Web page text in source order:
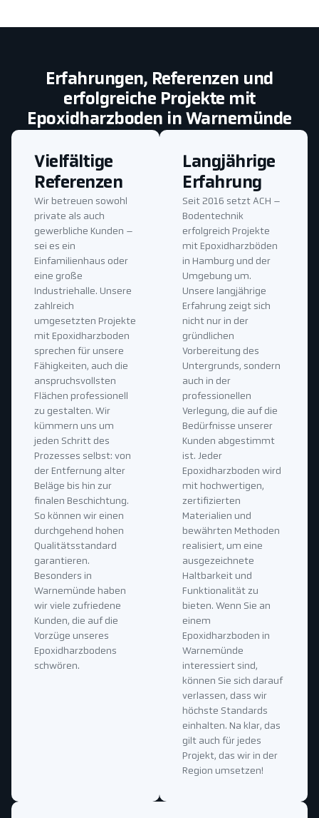
Erfahrungen, Referenzen und
erfolgreiche Projekte mit
Epoxidharzboden in Warnemünde
Langjährige
Erfahrung
Seit 2016 setzt ACH –
Bodentechnik
erfolgreich Projekte
mit Epoxidharzböden
in Hamburg und der
Umgebung um.
Unsere langjährige
Erfahrung zeigt sich
nicht nur in der
gründlichen
Vorbereitung des
Untergrunds, sondern
auch in der
professionellen
Verlegung, die auf die
Bedürfnisse unserer
Kunden abgestimmt
ist. Jeder
Epoxidharzboden wird
mit hochwertigen,
zertifizierten
Materialien und
bewährten Methoden
realisiert, um eine
ausgezeichnete
Haltbarkeit und
Funktionalität zu
bieten. Wenn Sie an
einem
Epoxidharzboden in
Warnemünde
interessiert sind,
können Sie sich darauf
verlassen, dass wir
höchste Standards
einhalten. Na klar, das
gilt auch für jedes
Projekt, das wir in der
Region umsetzen!
Vielfältige
Referenzen
Wir betreuen sowohl
private als auch
gewerbliche Kunden –
sei es ein
Einfamilienhaus oder
eine große
Industriehalle. Unsere
zahlreich
umgesetzten Projekte
mit Epoxidharzboden
sprechen für unsere
Fähigkeiten, auch die
anspruchsvollsten
Flächen professionell
zu gestalten. Wir
kümmern uns um
jeden Schritt des
Prozesses selbst: von
der Entfernung alter
Beläge bis hin zur
finalen Beschichtung.
So können wir einen
durchgehend hohen
Qualitätsstandard
garantieren.
Besonders in
Warnemünde haben
wir viele zufriedene
Kunden, die auf die
Vorzüge unseres
Epoxidharzbodens
schwören.